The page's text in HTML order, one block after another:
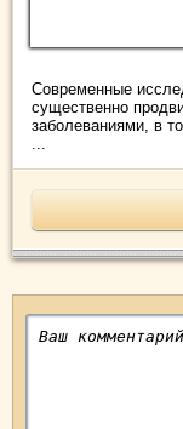
Современные
существенно
заболеваниями, в